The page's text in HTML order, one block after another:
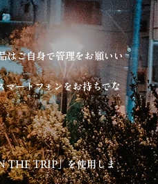
はご自身で管理をお願いい
ートフォンをお持ちでな
THE TRIP」を使用しま